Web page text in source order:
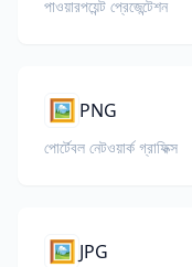
পাওয়ারপয়েন্ট প্রেজেন্টেশন
🖼️ PNG
পোর্টেবল নেটওয়ার্ক গ্রাফিক্স
🖼️ JPG